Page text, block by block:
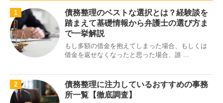
1
債務整理のベストな選択とは？経験談を
踏まえて基礎情報から弁護士の選び方ま
で一挙解説
もし多額の借金を抱えてしまった場合、もしくは
借金を返せなくなったと思った場合、誰 ...
2
債務整理に注力しているおすすめの事務
所一覧【徹底調査】